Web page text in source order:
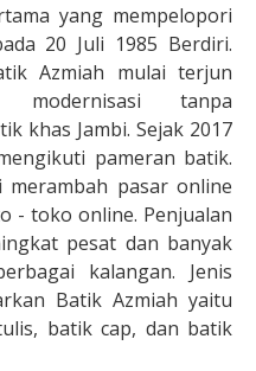
yang mempelopori
20 Juli 1985 Berdiri.
Azmiah mulai terjun
tanpa
khas Jambi. Sejak 2017
pameran batik.
pasar online
- toko online. Penjualan
pesat dan banyak
kalangan. Jenis
Batik Azmiah yaitu
batik cap, dan batik